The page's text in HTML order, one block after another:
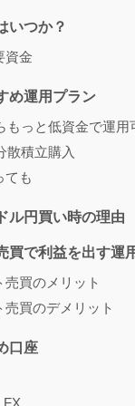
いつか？
資金
め運用プラン
もっと低資金で運用
散積立購入
ても
ル円買い時の理由
買で利益を出す運
買のメリット
買のデメリット
口座